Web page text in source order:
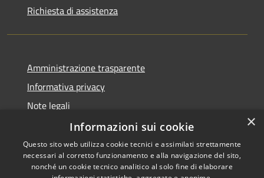
Richiesta di assistenza
Amministrazione trasparente
Informativa privacy
Note legali
Dichiarazione di accessibilità
×
Informazioni sui cookie
Questo sito web utilizza cookie tecnici e assimilati strettamente
necessari al corretto funzionamento e alla navigazione del sito,
nonché un cookie tecnico analitico al solo fine di elaborare